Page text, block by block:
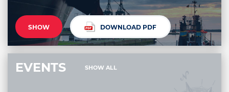
SHOW DOWNLOAD PDF
EVENTS SHOW ALL